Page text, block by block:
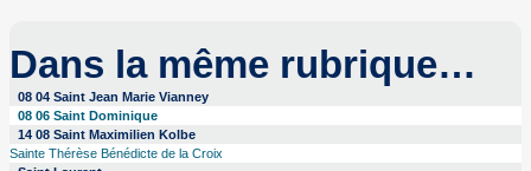
Dans la même rubrique…
08 04 Saint Jean Marie Vianney
08 06 Saint Dominique
14 08 Saint Maximilien Kolbe
Sainte Thérèse Bénédicte de la Croix